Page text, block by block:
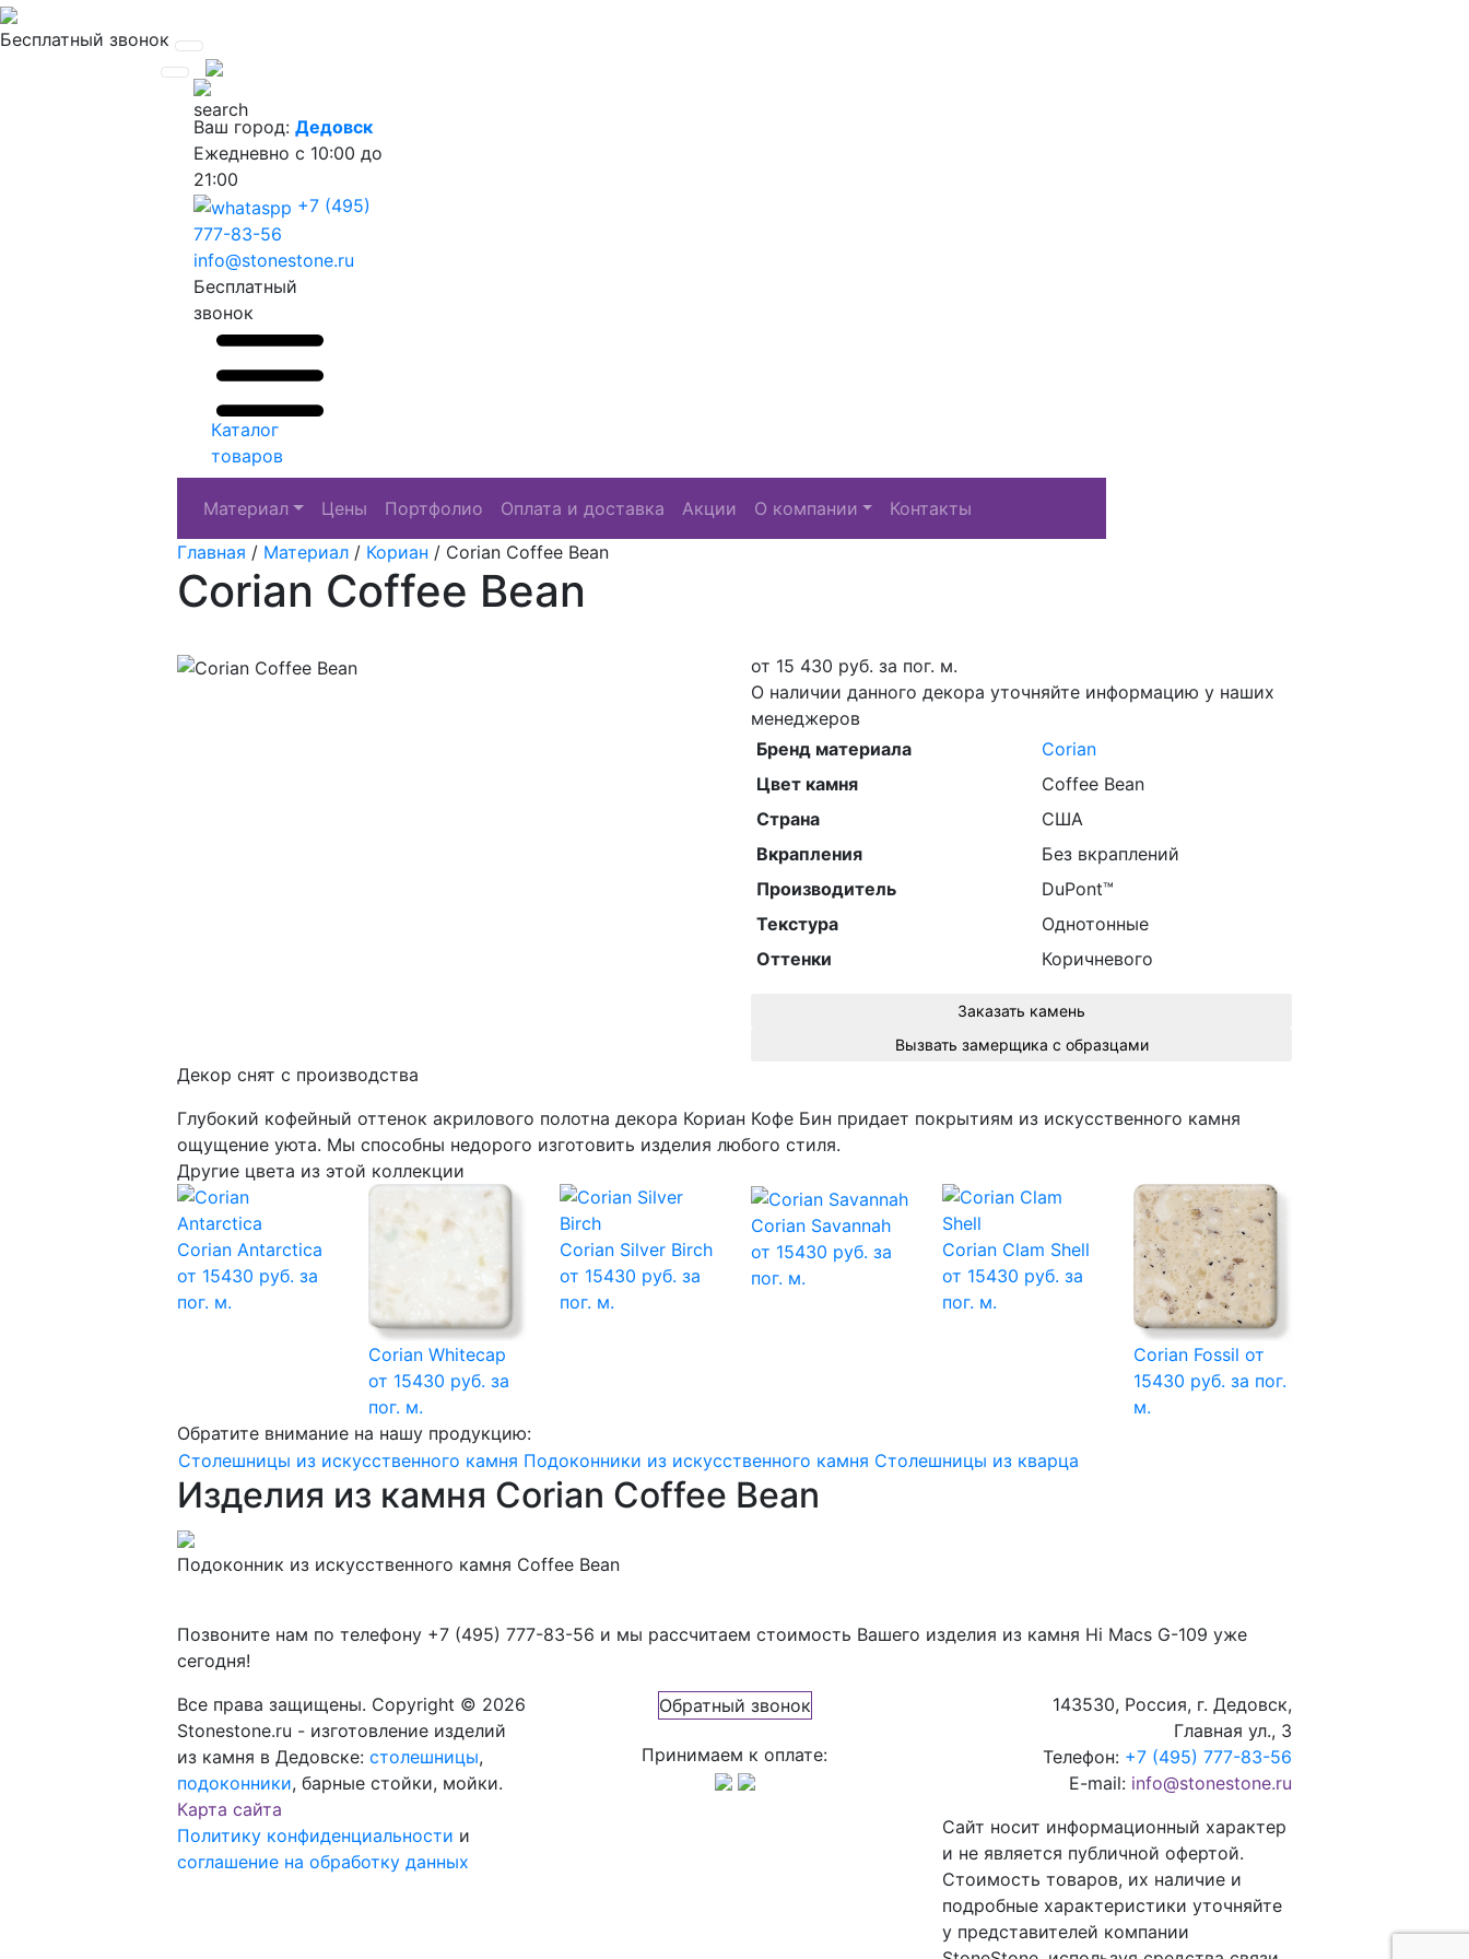
Бесплатный звонок
Ваш город: Дедовск
Ежедневно с 10:00 до
21:00
+7 (495)
777-83-56
info@stonestone.ru
Бесплатный
звонок
Каталог
товаров
Материал Цены Портфолио Оплата и доставка Акции О компании
Контакты
Главная / Материал / Кориан / Corian Coffee Bean
Corian Coffee Bean
от 15 430 руб. за пог. м.
О наличии данного декора уточняйте информацию у наших
менеджеров
Бренд материала
Corian
Цвет камня
Coffee Bean
Страна
США
Вкрапления
Без вкраплений
Производитель
DuPont™
Текстура
Однотонные
Оттенки
Коричневого
Заказать камень
Вызвать замерщика с образцами
Декор снят с производства
Глубокий кофейный оттенок акрилового полотна декора Кориан Кофе Бин придает покрытиям из искусственного камня
ощущение уюта. Мы способны недорого изготовить изделия любого стиля.
Другие цвета из этой коллекции
Corian Antarctica
от 15430 руб. за
пог. м.
Corian Whitecap
от 15430 руб. за
пог. м.
Corian Silver Birch
от 15430 руб. за
пог. м.
Corian Savannah
от 15430 руб. за
пог. м.
Corian Clam Shell
от 15430 руб. за
пог. м.
Corian Fossil от
15430 руб. за пог.
м.
Обратите внимание на нашу продукцию:
Столешницы из искусственного камня Подоконники из искусственного камня Столешницы из кварца
Изделия из камня Corian Coffee Bean
Подоконник из искусственного камня Coffee Bean
Позвоните нам по телефону +7 (495) 777-83-56 и мы рассчитаем стоимость Вашего изделия из камня Hi Macs G-109 уже
сегодня!
Все права защищены. Copyright © 2026
Stonestone.ru - изготовление изделий
из камня в Дедовске: столешницы,
подоконники, барные стойки, мойки.
Карта сайта
Политику конфиденциальности и
соглашение на обработку данных
Обратный звонок
Принимаем к оплате:
143530, Россия, г. Дедовск,
Главная ул., 3
Телефон: +7 (495) 777-83-56
E-mail: info@stonestone.ru
Сайт носит информационный характер
и не является публичной офертой.
Стоимость товаров, их наличие и
подробные характеристики уточняйте
у представителей компании